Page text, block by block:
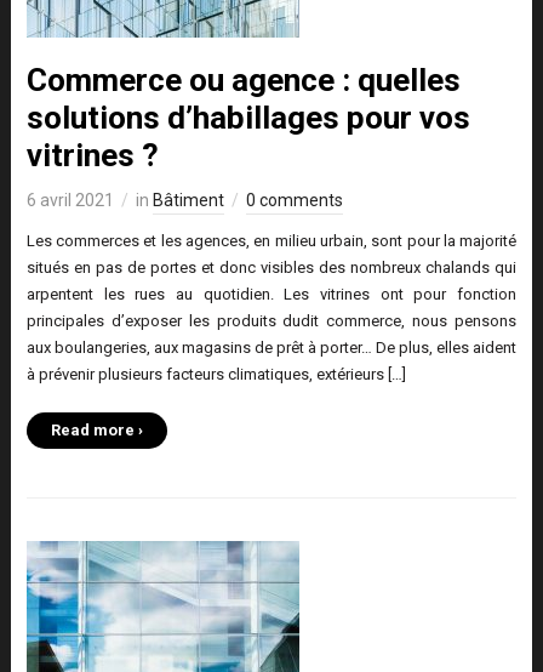
Commerce ou agence : quelles
solutions d’habillages pour vos
vitrines ?
6 avril 2021 in Bâtiment 0 comments
Les commerces et les agences, en milieu urbain, sont pour la majorité
situés en pas de portes et donc visibles des nombreux chalands qui
arpentent les rues au quotidien. Les vitrines ont pour fonction
principales d’exposer les produits dudit commerce, nous pensons
aux boulangeries, aux magasins de prêt à porter… De plus, elles aident
à prévenir plusieurs facteurs climatiques, extérieurs […]
Read more ›